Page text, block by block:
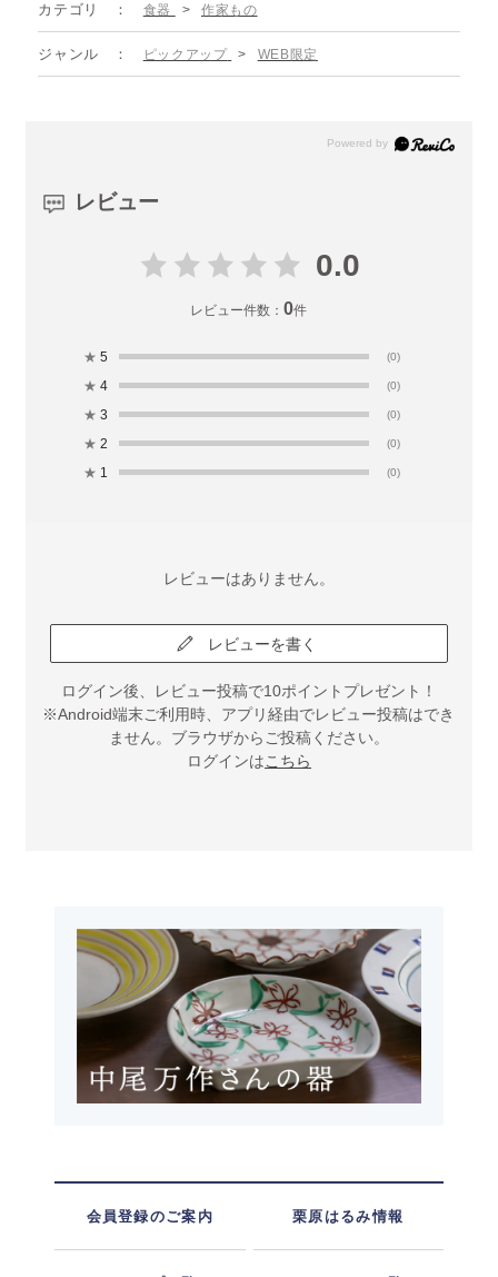
カテゴリ 食器 > 作家もの
ジャンル ピックアップ > WEB限定
レビュー
0.0
レビュー件数：0件
★ 5 (0)
★ 4 (0)
★ 3 (0)
★ 2 (0)
★ 1 (0)
レビューはありません。
レビューを書く
ログイン後、レビュー投稿で10ポイントプレゼント！
※Android端末ご利用時、アプリ経由でレビュー投稿はでき
ません。ブラウザからご投稿ください。
ログインはこちら
会員登録のご案内 栗原はるみ情報